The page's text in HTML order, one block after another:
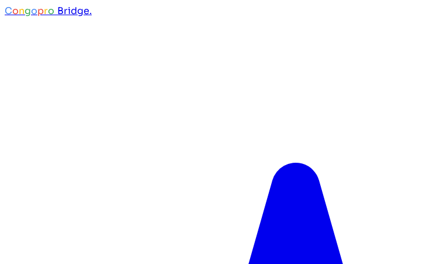
Congopro Bridge.